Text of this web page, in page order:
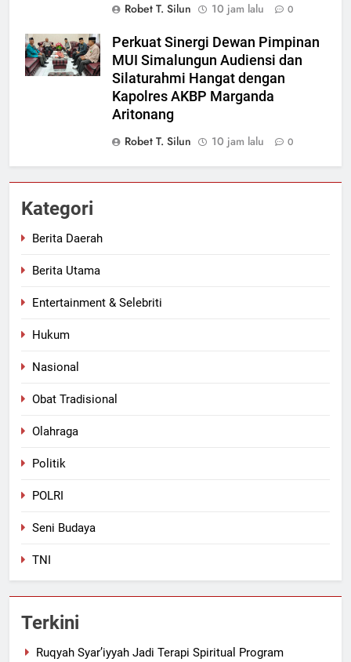
Robet T. Silun
10 jam lalu 0
Perkuat Sinergi Dewan Pimpinan
MUI Simalungun Audiensi dan
Silaturahmi Hangat dengan
Kapolres AKBP Marganda
Aritonang
Robet T. Silun
10 jam lalu 0
Kategori
Berita Daerah
Berita Utama
Entertainment & Selebriti
Hukum
Nasional
Obat Tradisional
Olahraga
Politik
POLRI
Seni Budaya
TNI
Terkini
Ruqyah Syar’iyyah Jadi Terapi Spiritual Program